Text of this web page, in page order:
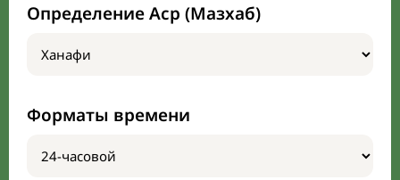
Определение Аср (Мазхаб)
Форматы времени